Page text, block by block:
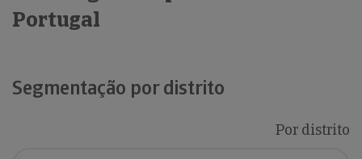
Portugal
Segmentação por distrito
Por distrito